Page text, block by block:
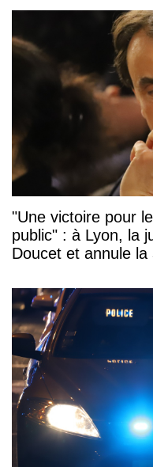
"Une victoire pour
public" : à Lyon, la
Doucet et annule